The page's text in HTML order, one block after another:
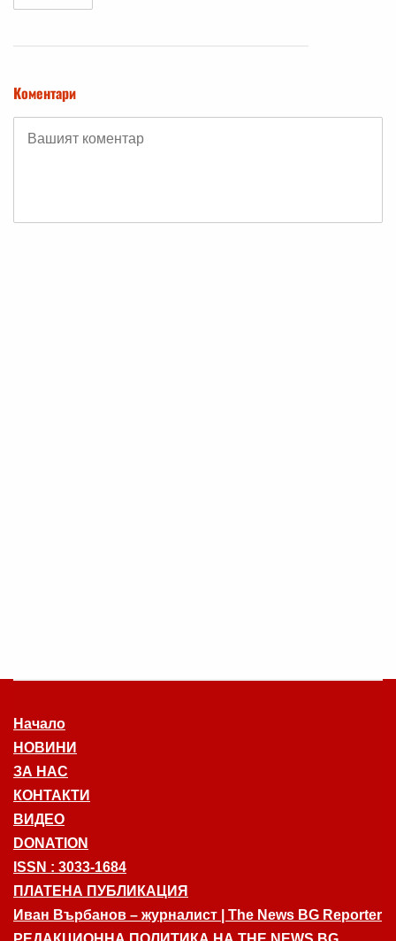
Коментари
Начало
НОВИНИ
ЗА НАС
КОНТАКТИ
ВИДЕО
DONATION
ISSN : 3033-1684
ПЛАТЕНА ПУБЛИКАЦИЯ
Иван Върбанов – журналист | The News BG Reporter